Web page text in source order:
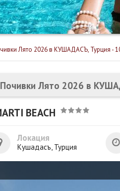
Лято 2026 в КУШАДАСЪ, Турция -
Почивки Лято 2026 в
BEACH
Локация
Кушадасъ, Турция